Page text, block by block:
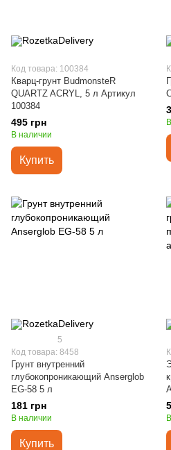
Код товара: 100384
Кварц-грунт BudmonsteR
QUARTZ ACRYL, 5 л Артикул
100384
495 грн
В наличии
Купить
5
Код товара: 8458
Грунт внутренний
глубокопроникающий Anserglob
EG-58 5 л
181 грн
В наличии
Купить